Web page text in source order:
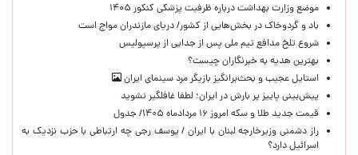
موضع وزارت بهداشت درباره ظرفیت پزشکی کنکور ۱۴۰۵
باد و گردوخاک در بخش‌هایی از کشور/ دریای مازندران مواج است
شروع تلخ مدافع تیم ملی پس از جدایی از پرسپولیس
بهترین هدیه به خبرنگاران چیست؟
استایل عجیب و بحث‌برانگیز بازیگر مرد سینمای ایران
پیش‌بینی پاییز پر بارش در ایران؛ لطفا غافلگیر نشوید
قیمت جدید طلا و سکه امروز ۱۶ مردادماه ۱۴۰۵/ جدول
راز دشمنی وزیرخارجه لبنان با ایران / یوسف رجی چه ارتباطی با حزب نزدیک به
اسرائیل دارد؟